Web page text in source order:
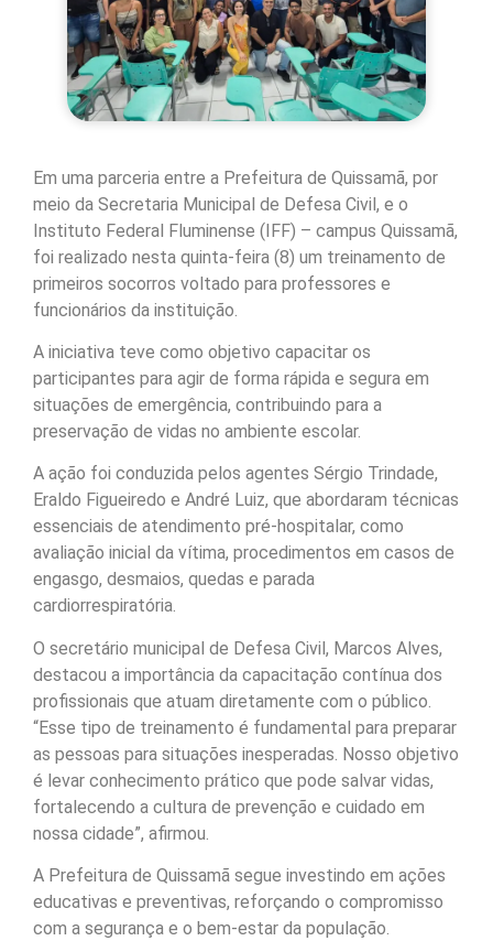
Em uma parceria entre a Prefeitura de Quissamã, por
meio da Secretaria Municipal de Defesa Civil, e o
Instituto Federal Fluminense (IFF) – campus Quissamã,
foi realizado nesta quinta-feira (8) um treinamento de
primeiros socorros voltado para professores e
funcionários da instituição.
A iniciativa teve como objetivo capacitar os
participantes para agir de forma rápida e segura em
situações de emergência, contribuindo para a
preservação de vidas no ambiente escolar.
A ação foi conduzida pelos agentes Sérgio Trindade,
Eraldo Figueiredo e André Luiz, que abordaram técnicas
essenciais de atendimento pré-hospitalar, como
avaliação inicial da vítima, procedimentos em casos de
engasgo, desmaios, quedas e parada
cardiorrespiratória.
O secretário municipal de Defesa Civil, Marcos Alves,
destacou a importância da capacitação contínua dos
profissionais que atuam diretamente com o público.
“Esse tipo de treinamento é fundamental para preparar
as pessoas para situações inesperadas. Nosso objetivo
é levar conhecimento prático que pode salvar vidas,
fortalecendo a cultura de prevenção e cuidado em
nossa cidade”, afirmou.
A Prefeitura de Quissamã segue investindo em ações
educativas e preventivas, reforçando o compromisso
com a segurança e o bem-estar da população.